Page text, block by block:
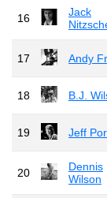
16
Jack
17 Andy
18 B.J.
19 Jeff
20
Dennis
Wilson